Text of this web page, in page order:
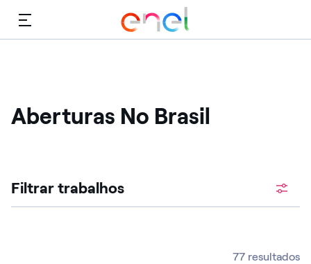
Cardápio
Aberturas No Brasil
Filtrar trabalhos
77 resultados